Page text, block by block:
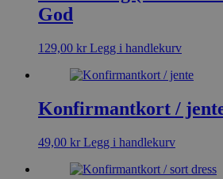
God
129,00 kr Legg i handlekurv
Konfirmantkort /
49,00 kr Legg i handlekurv